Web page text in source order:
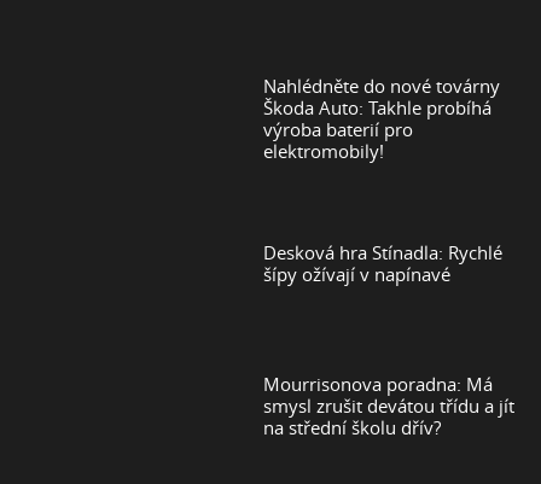
Nahlédněte do nové továrny
Škoda Auto: Takhle probíhá
výroba baterií pro
elektromobily!
Desková hra Stínadla: Rychlé
šípy ožívají v napínavé
Mourrisonova poradna: Má
smysl zrušit devátou třídu a jít
na střední školu dřív?